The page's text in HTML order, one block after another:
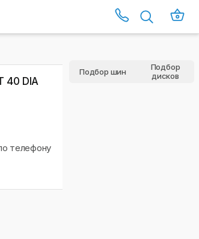
40 DIA
телефону
Подбор шин
Подбор
дисков